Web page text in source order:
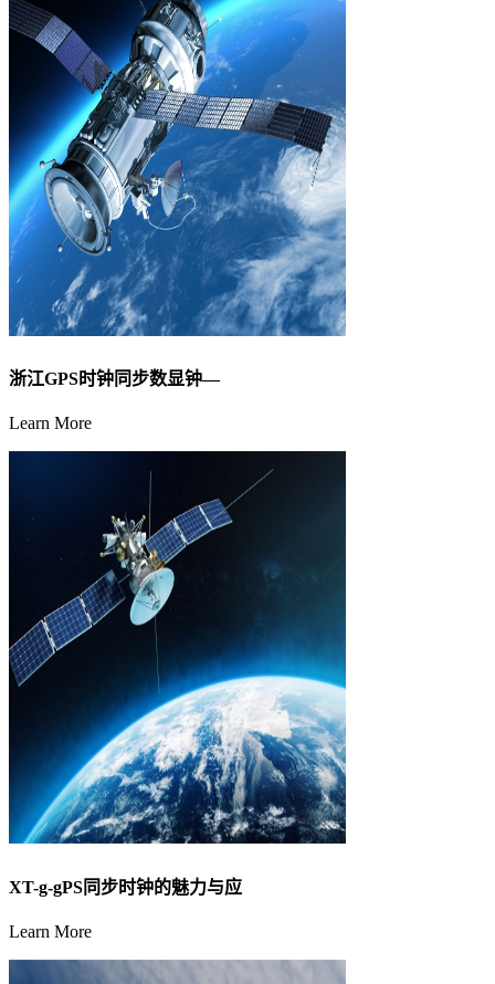
浙江GPS时钟同步数显钟—
Learn More
XT-g-gPS同步时钟的魅力与应
Learn More